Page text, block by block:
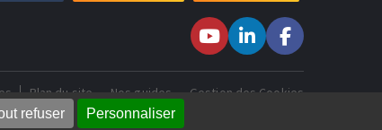
refuser Personnaliser
Youtubesur LinkedIn
nous sur
Facebook
Plan du site Nos guides Gestion des Cookies